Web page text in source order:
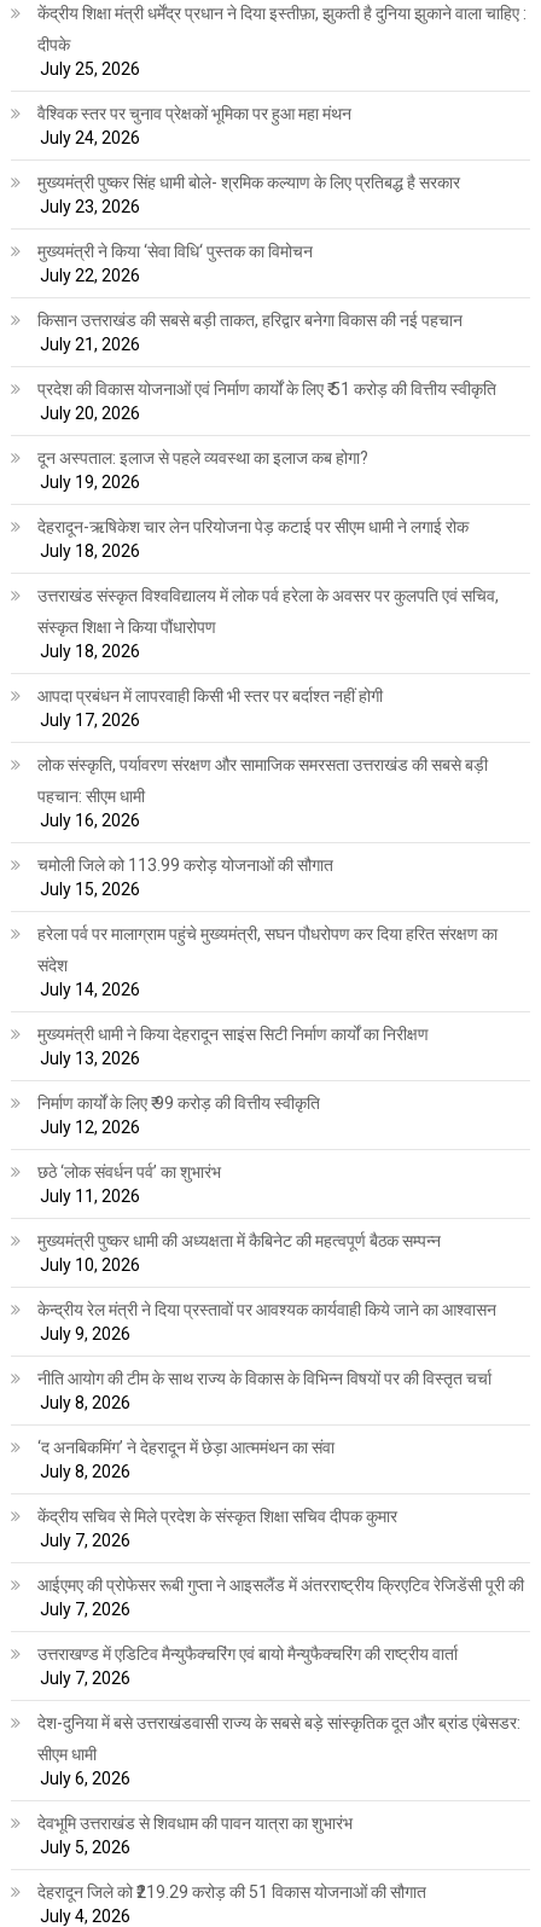
केंद्रीय शिक्षा मंत्री धर्मेंद्र प्रधान ने दिया इस्तीफ़ा, झुकती है दुनिया झुकाने वाला चाहिए :
दीपके
July 25, 2026
वैश्विक स्तर पर चुनाव प्रेक्षकों भूमिका पर हुआ महा मंथन
July 24, 2026
मुख्यमंत्री पुष्कर सिंह धामी बोले- श्रमिक कल्याण के लिए प्रतिबद्ध है सरकार
July 23, 2026
मुख्यमंत्री ने किया ‘सेवा विधि‘ पुस्तक का विमोचन
July 22, 2026
किसान उत्तराखंड की सबसे बड़ी ताकत, हरिद्वार बनेगा विकास की नई पहचान
July 21, 2026
प्रदेश की विकास योजनाओं एवं निर्माण कार्यों के लिए ₹ 51 करोड़ की वित्तीय स्वीकृति
July 20, 2026
दून अस्पताल: इलाज से पहले व्यवस्था का इलाज कब होगा?
July 19, 2026
देहरादून-ऋषिकेश चार लेन परियोजना पेड़ कटाई पर सीएम धामी ने लगाई रोक
July 18, 2026
उत्तराखंड संस्कृत विश्वविद्यालय में लोक पर्व हरेला के अवसर पर कुलपति एवं सचिव,
संस्कृत शिक्षा ने किया पौंधारोपण
July 18, 2026
आपदा प्रबंधन में लापरवाही किसी भी स्तर पर बर्दाश्त नहीं होगी
July 17, 2026
लोक संस्कृति, पर्यावरण संरक्षण और सामाजिक समरसता उत्तराखंड की सबसे बड़ी
पहचान: सीएम धामी
July 16, 2026
चमोली जिले को 113.99 करोड़ योजनाओं की सौगात
July 15, 2026
हरेला पर्व पर मालाग्राम पहुंचे मुख्यमंत्री, सघन पौधरोपण कर दिया हरित संरक्षण का
संदेश
July 14, 2026
मुख्यमंत्री धामी ने किया देहरादून साइंस सिटी निर्माण कार्यों का निरीक्षण
July 13, 2026
निर्माण कार्यों के लिए ₹ 99 करोड़ की वित्तीय स्वीकृति
July 12, 2026
छठे ‘लोक संवर्धन पर्व’ का शुभारंभ
July 11, 2026
मुख्यमंत्री पुष्कर धामी की अध्यक्षता में कैबिनेट की महत्वपूर्ण बैठक सम्पन्न
July 10, 2026
केन्द्रीय रेल मंत्री ने दिया प्रस्तावों पर आवश्यक कार्यवाही किये जाने का आश्वासन
July 9, 2026
नीति आयोग की टीम के साथ राज्य के विकास के विभिन्न विषयों पर की विस्तृत चर्चा
July 8, 2026
‘द अनबिकमिंग’ ने देहरादून में छेड़ा आत्ममंथन का संवा
July 8, 2026
केंद्रीय सचिव से मिले प्रदेश के संस्कृत शिक्षा सचिव दीपक कुमार
July 7, 2026
आईएमए की प्रोफेसर रूबी गुप्ता ने आइसलैंड में अंतरराष्ट्रीय क्रिएटिव रेजिडेंसी पूरी की
July 7, 2026
उत्तराखण्ड में एडिटिव मैन्युफैक्चरिंग एवं बायो मैन्युफैक्चरिंग की राष्ट्रीय वार्ता
July 7, 2026
देश-दुनिया में बसे उत्तराखंडवासी राज्य के सबसे बड़े सांस्कृतिक दूत और ब्रांड एंबेसडर:
सीएम धामी
July 6, 2026
देवभूमि उत्तराखंड से शिवधाम की पावन यात्रा का शुभारंभ
July 5, 2026
देहरादून जिले को ₹219.29 करोड़ की 51 विकास योजनाओं की सौगात
July 4, 2026